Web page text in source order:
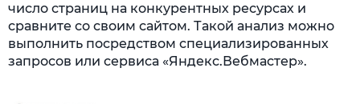
число страниц на конкурентных ресурсах и
сравните со своим сайтом. Такой анализ можно
выполнить посредством специализированных
запросов или сервиса «Яндекс.Вебмастер».